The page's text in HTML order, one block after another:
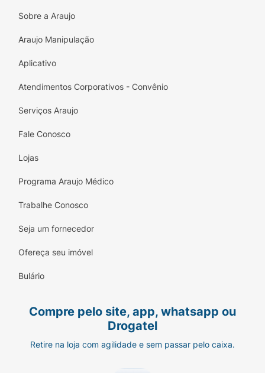
Sobre a Araujo
Araujo Manipulação
Aplicativo
Atendimentos Corporativos - Convênio
Serviços Araujo
Fale Conosco
Lojas
Programa Araujo Médico
Trabalhe Conosco
Seja um fornecedor
Ofereça seu imóvel
Bulário
Compre pelo site, app, whatsapp ou
Drogatel
Retire na loja com agilidade e sem passar pelo caixa.